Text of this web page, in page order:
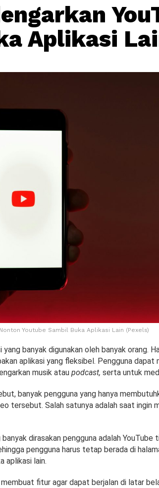
Aplikasi
Youtube Sambil Buka Aplikasi Lain (Pexels)
yang banyak digunakan oleh banyak orang.
aplikasi yang fleksibel. Pengguna dapat
musik atau podcast, serta untuk
banyak pengguna yang hanya
tersebut. Salah satunya adalah saat ingin
dirasakan pengguna adalah YouTube
pengguna harus tetap berada di
aplikasi lain.
fitur agar dapat berjalan di latar